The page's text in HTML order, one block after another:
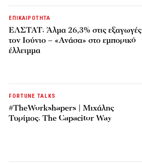
ΕΠΙΚΑΙΡΟΤΗΤΑ
ΕΛΣΤΑΤ: Άλμα 26,3% στις εξαγωγές
τον Ιούνιο – «Ανάσα» στο εμπορικό
έλλειμμα
FORTUNE TALKS
#TheWorkshapers | Μιχάλης
Τυρίμος: The Capacitor Way